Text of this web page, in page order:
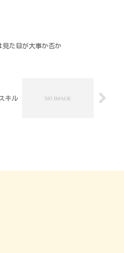
見た目が大事か否か
キル